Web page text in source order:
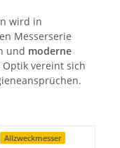
wird in
Messerserie
und moderne
Optik vereint sich
Allzweckmesser